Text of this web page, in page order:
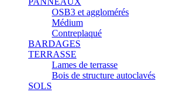
OSB3 et agglomérés
Médium
Contreplaqué
BARDAGES
TERRASSE
Lames de terrasse
Bois de structure autoclavés
SOLS